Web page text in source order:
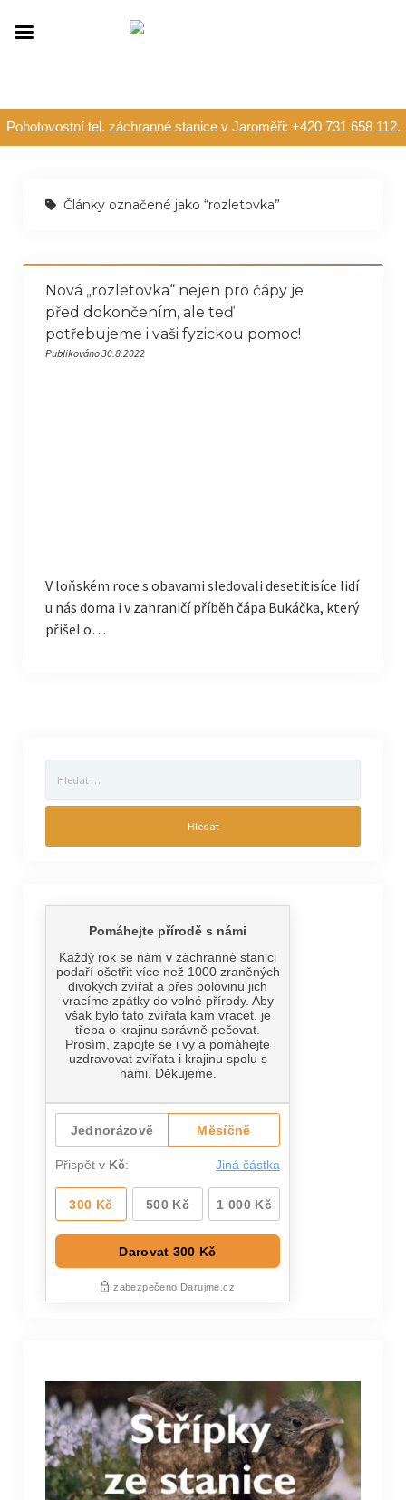
Pohotovostní tel. záchranné stanice v Jaroměři: +420 731 658 112.
Články označené jako “rozletovka”
Nová „rozletovka“ nejen pro čápy je
před dokončením, ale teď
potřebujeme i vaši fyzickou pomoc!
Publikováno 30.8.2022
V loňském roce s obavami sledovali desetitisíce lidí
u nás doma i v zahraničí příběh čápa Bukáčka, který
přišel o…